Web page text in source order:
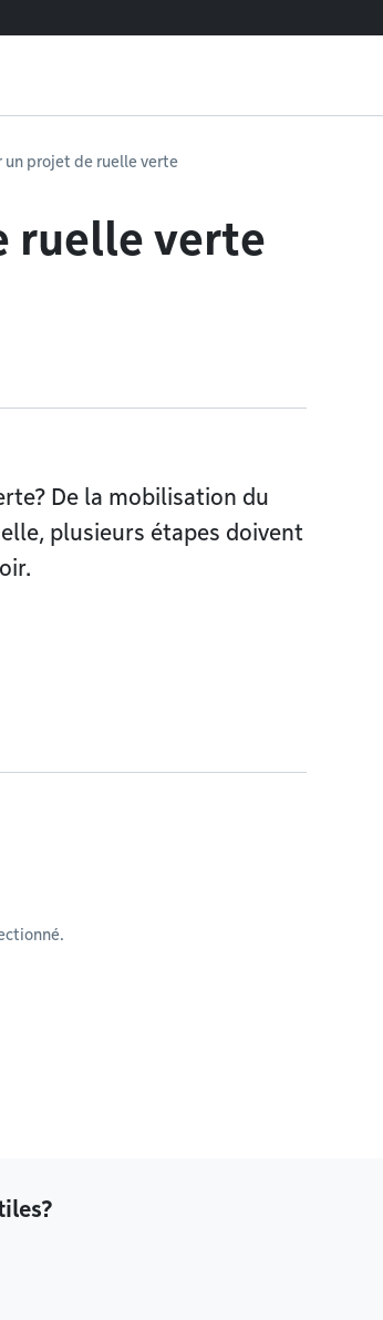
un projet de ruelle verte
ruelle verte
De la mobilisation du
plusieurs étapes doivent